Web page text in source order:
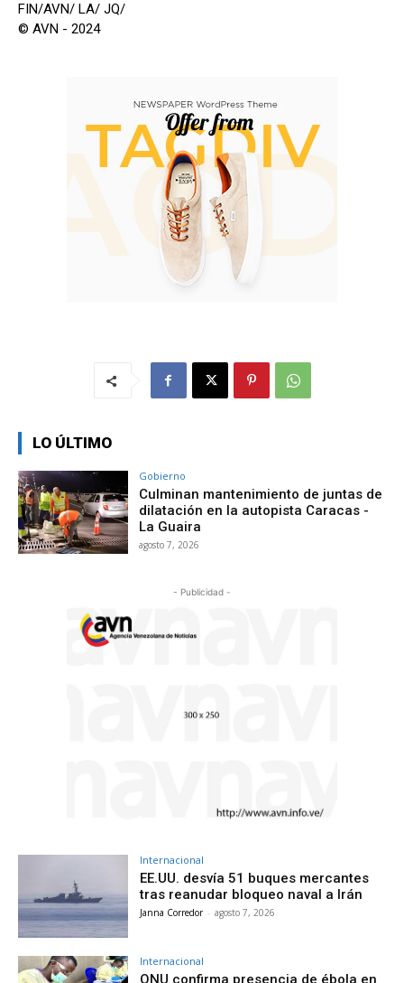
FIN/AVN/ LA/ JQ/
© AVN - 2024
LO ÚLTIMO
Gobierno
Culminan mantenimiento de juntas de
dilatación en la autopista Caracas -
La Guaira
agosto 7, 2026
- Publicidad -
Internacional
EE.UU. desvía 51 buques mercantes
tras reanudar bloqueo naval a Irán
Janna Corredor - agosto 7, 2026
Internacional
ONU confirma presencia de ébola en